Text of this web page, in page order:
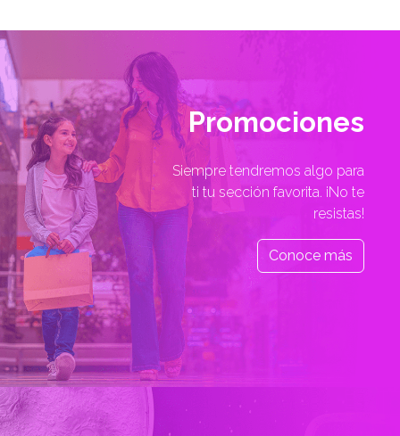
Promociones
Siempre tendremos algo para
ti tu sección favorita. ¡No te
resistas!
Conoce más